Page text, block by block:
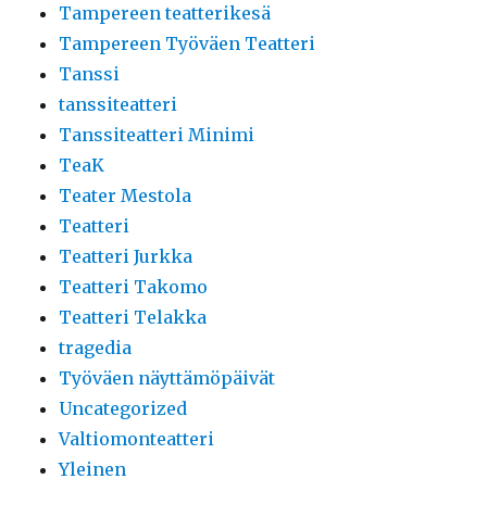
Tampereen teatterikesä
Tampereen Työväen Teatteri
Tanssi
tanssiteatteri
Tanssiteatteri Minimi
TeaK
Teater Mestola
Teatteri
Teatteri Jurkka
Teatteri Takomo
Teatteri Telakka
tragedia
Työväen näyttämöpäivät
Uncategorized
Valtiomonteatteri
Yleinen